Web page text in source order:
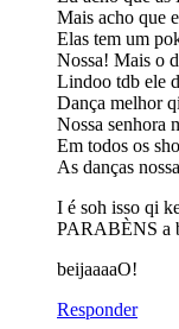
Mais acho que
Elas tem um
Nossa! Mais o
Lindoo tdb ele
Dança melhor
Nossa senhora
Em todos os
As danças
I é soh isso qi
PARABÈNS a
beijaaaaO!
Responder